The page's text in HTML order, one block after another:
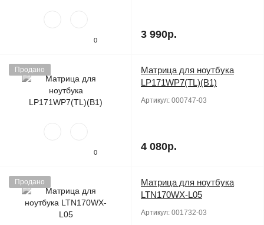
0 3 990р.
Продано
0
Матрица для ноутбука
LP171WP7(TL)(B1)
Артикул: 000747-03
4 080р.
Продано
Матрица для ноутбука
LTN170WX-L05
Артикул: 001732-03